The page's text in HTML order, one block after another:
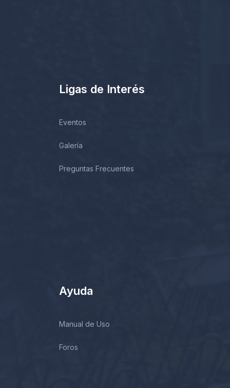
Ligas de Interés
Eventos
Galería
Preguntas Frecuentes
Ayuda
Manual de Uso
Foros